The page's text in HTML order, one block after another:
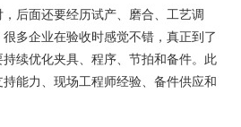
后面还要经历试产、磨合、工艺调
多企业在验收时感觉不错，真正到了
续优化夹具、程序、节拍和备件。此
能力、现场工程师经验、备件供应和